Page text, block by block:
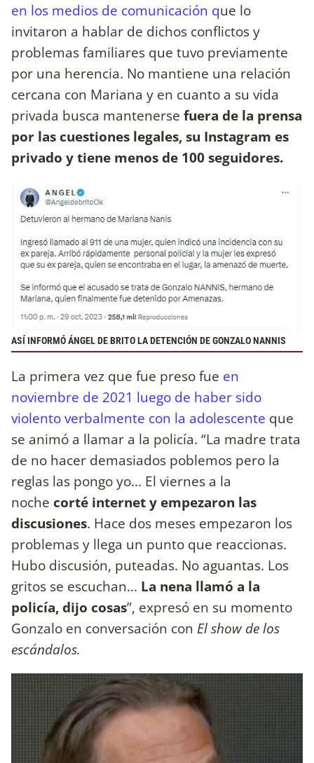
en los medios de comunicación que lo
invitaron a hablar de dichos conflictos y
problemas familiares que tuvo previamente
por una herencia. No mantiene una relación
cercana con Mariana y en cuanto a su vida
privada busca mantenerse fuera de la prensa
por las cuestiones legales, su Instagram es
privado y tiene menos de 100 seguidores.
ASÍ INFORMÓ ÁNGEL DE BRITO LA DETENCIÓN DE GONZALO NANNIS
La primera vez que fue preso fue en
noviembre de 2021 luego de haber sido
violento verbalmente con la adolescente que
se animó a llamar a la policía. “La madre trata
de no hacer demasiados poblemos pero la
reglas las pongo yo... El viernes a la
noche corté internet y empezaron las
discusiones. Hace dos meses empezaron los
problemas y llega un punto que reaccionas.
Hubo discusión, puteadas. No aguantas. Los
gritos se escuchan... La nena llamó a la
policía, dijo cosas”, expresó en su momento
Gonzalo en conversación con El show de los
escándalos.